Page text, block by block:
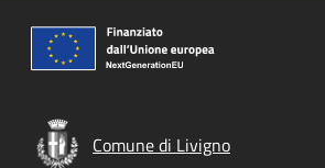
Comune di Livigno